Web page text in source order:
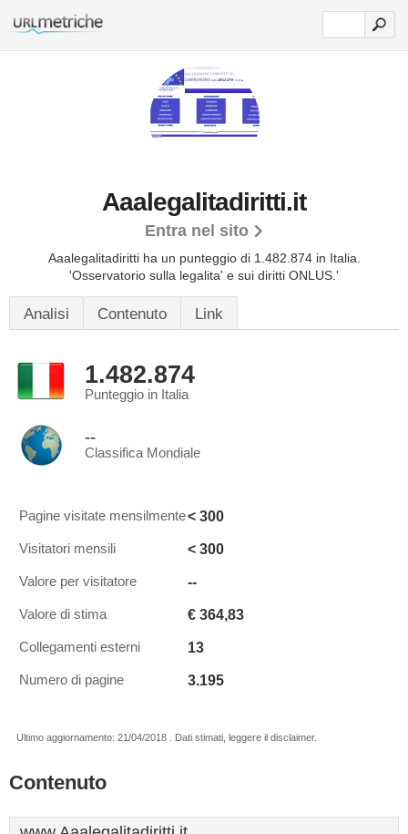
Aaalegalitadiritti.it
Entra nel sito
Aaalegalitadiritti ha un punteggio di 1.482.874 in Italia.
'Osservatorio sulla legalita' e sui diritti ONLUS.'
Analisi Contenuto Link
1.482.874
Punteggio in Italia
--
Classifica Mondiale
Pagine visitate mensilmente< 300
Visitatori mensili < 300
Valore per visitatore --
Valore di stima € 364,83
Collegamenti esterni 13
Numero di pagine 3.195
Ultimo aggiornamento: 21/04/2018 . Dati stimati, leggere il disclaimer.
Contenuto